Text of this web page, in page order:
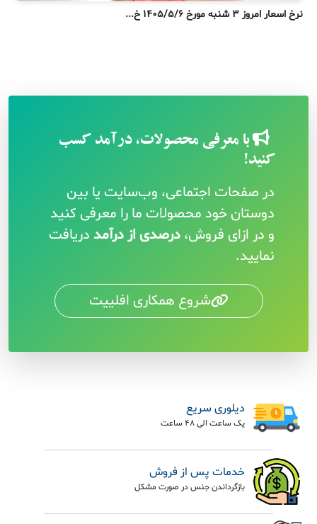
نرخ اسعار امروز ۳ شنبه مورخ ۱۴۰۵/۵/۶ خ...
با معرفی محصولات، درآمد کسب
کنید!
در صفحات اجتماعی، وب‌سایت یا بین
دوستان خود محصولات ما را معرفی کنید
و در ازای فروش، درصدی از درآمد دریافت
نمایید.
شروع همکاری افلییت
دیلوری سریع
یک ساعت الی 48 ساعت
خدمات پس از فروش
بازگرداندن جنس در صورت مشکل